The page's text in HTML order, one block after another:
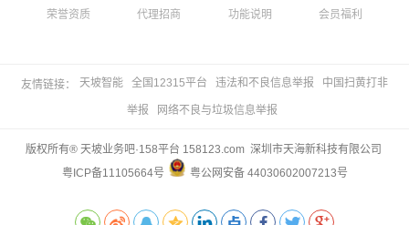
荣誉资质
代理招商
功能说明
会员福利
友情链接： 天坡智能 全国12315平台 违法和不良信息举报 中国扫黄打非
举报 网络不良与垃圾信息举报
版权所有® 天坡业务吧·158平台 158123.com 深圳市天海新科技有限公司
粤ICP备11105664号
粤公网安备 44030602007213号